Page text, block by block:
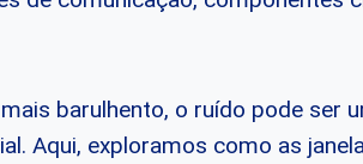
barulhento, o ruído pode ser
Aqui, exploramos como as